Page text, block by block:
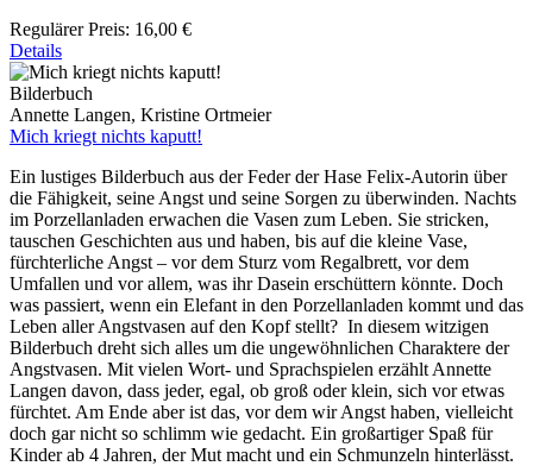
Regulärer Preis: 16,00 €
Details
Bilderbuch
Annette Langen, Kristine Ortmeier
Mich kriegt nichts kaputt!
Ein lustiges Bilderbuch aus der Feder der Hase Felix-Autorin über
die Fähigkeit, seine Angst und seine Sorgen zu überwinden. Nachts
im Porzellanladen erwachen die Vasen zum Leben. Sie stricken,
tauschen Geschichten aus und haben, bis auf die kleine Vase,
fürchterliche Angst – vor dem Sturz vom Regalbrett, vor dem
Umfallen und vor allem, was ihr Dasein erschüttern könnte. Doch
was passiert, wenn ein Elefant in den Porzellanladen kommt und das
Leben aller Angstvasen auf den Kopf stellt? In diesem witzigen
Bilderbuch dreht sich alles um die ungewöhnlichen Charaktere der
Angstvasen. Mit vielen Wort- und Sprachspielen erzählt Annette
Langen davon, dass jeder, egal, ob groß oder klein, sich vor etwas
fürchtet. Am Ende aber ist das, vor dem wir Angst haben, vielleicht
doch gar nicht so schlimm wie gedacht. Ein großartiger Spaß für
Kinder ab 4 Jahren, der Mut macht und ein Schmunzeln hinterlässt.